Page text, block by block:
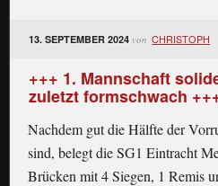
13. SEPTEMBER 2024 von CHRISTOPH
+++ 1. Mannschaft
zuletzt formschwach
Nachdem gut die Hälfte der
sind, belegt die SG1 Eintracht
Brücken mit 4 Siegen, 1 Remis